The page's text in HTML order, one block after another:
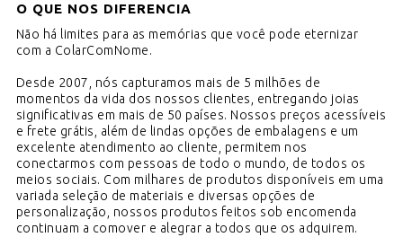
O QUE NOS DIFERENCIA
Não há limites para as memórias que você pode eternizar
com a ColarComNome.
Desde 2007, nós capturamos mais de 5 milhões de
momentos da vida dos nossos clientes, entregando joias
significativas em mais de 50 países. Nossos preços acessíveis
e frete grátis, além de lindas opções de embalagens e um
excelente atendimento ao cliente, permitem nos
conectarmos com pessoas de todo o mundo, de todos os
meios sociais. Com milhares de produtos disponíveis em uma
variada seleção de materiais e diversas opções de
personalização, nossos produtos feitos sob encomenda
continuam a comover e alegrar a todos que os adquirem.